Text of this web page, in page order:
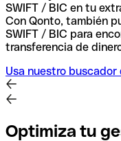
SWIFT / BIC en tu
Con Qonto, también
SWIFT / BIC para
transferencia de
Usa nuestro buscador
Optimiza tu